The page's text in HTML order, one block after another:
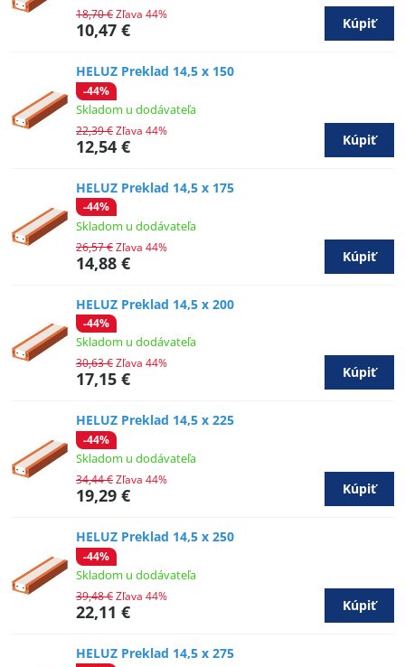
10,47 €
18,70 €Zľava 44%
Kúpiť
HELUZ Preklad 14,5 x 150
-44%
Skladom u dodávateľa
12,54 €
22,39 €Zľava 44%
Kúpiť
HELUZ Preklad 14,5 x 175
-44%
Skladom u dodávateľa
14,88 €
26,57 €Zľava 44%
Kúpiť
HELUZ Preklad 14,5 x 200
-44%
Skladom u dodávateľa
17,15 €
30,63 €Zľava 44%
Kúpiť
HELUZ Preklad 14,5 x 225
-44%
Skladom u dodávateľa
19,29 €
34,44 €Zľava 44%
Kúpiť
HELUZ Preklad 14,5 x 250
-44%
Skladom u dodávateľa
22,11 €
39,48 €Zľava 44%
Kúpiť
HELUZ Preklad 14,5 x 275